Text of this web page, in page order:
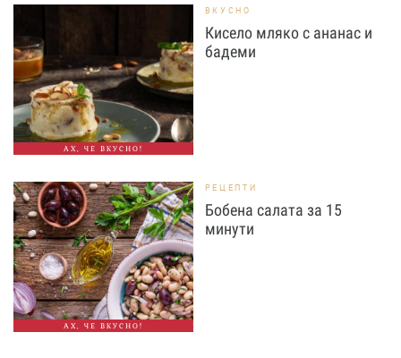
АХ, ЧЕ ВКУСНО!
ВКУСНО
Кисело мляко с ананас и
бадеми
АХ, ЧЕ ВКУСНО!
РЕЦЕПТИ
Бобена салата за 15
минути